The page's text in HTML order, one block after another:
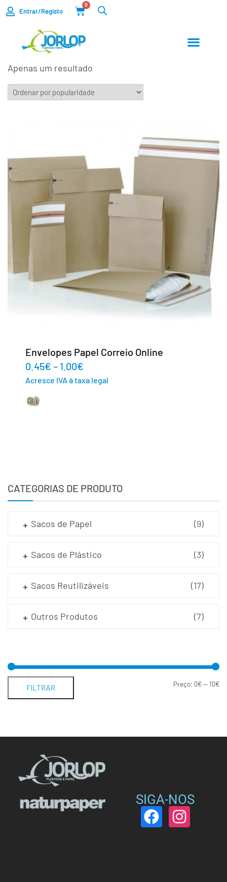
Entrar/Registo
0
Apenas um resultado
Envelopes Papel Correio Online
0.45€ – 1.00€
Acresce IVA à taxa legal
CATEGORIAS DE PRODUTO
Sacos de Papel (9)
Sacos de Plástico (3)
Sacos Reutilizáveis (17)
Outros Produtos (7)
FILTRAR Preço: 0€—10€
SIGA-NOS